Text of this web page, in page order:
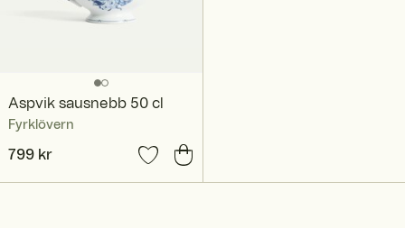
Aspvik sausnebb 50 cl
Fyrklövern
Pris :799 kr
799 kr